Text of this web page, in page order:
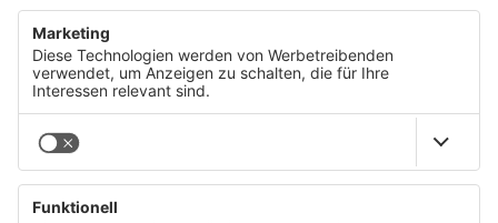
Klar verständliche Datenpräsentation
Kosten reduzieren
Effiziente Nutzung von Daten für
Entscheidungen
Unterstützung bei der Fehlersuche
Flexibilität bei der Dashboard-Anpassung
Verbesserung der Kommunikation im Team